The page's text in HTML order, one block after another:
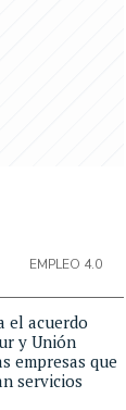
EMPLEO 4.0
el acuerdo
y Unión
empresas que
servicios